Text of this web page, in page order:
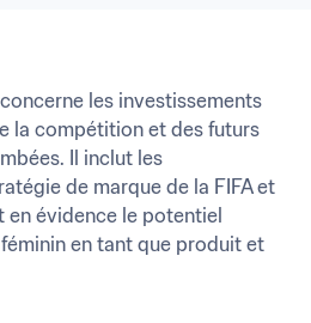
les investissements
la compétition et des futurs
Il inclut les
de marque de la FIFA et
évidence le potentiel
en tant que produit et